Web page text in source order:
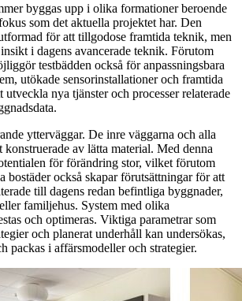
byggas upp i olika formationer beroende
som det aktuella projektet har. Den
för att tillgodose framtida teknik, men
i dagens avancerade teknik. Förutom
testbädden också för anpassningsbara
utökade sensorinstallationer och framtida
nya tjänster och processer relaterade
ytterväggar. De inre väggarna och alla
konstruerade av lätta material. Med denna
för förändring stor, vilket förutom
bostäder också skapar förutsättningar för att
till dagens redan befintliga byggnader,
familjehus. System med olika
och optimeras. Viktiga parametrar som
och planerat underhåll kan undersökas,
packas i affärsmodeller och strategier.